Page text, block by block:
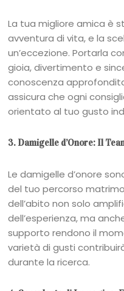
La tua migliore amica è
avventura di vita, e la
un’eccezione. Portarla
gioia, divertimento e
conoscenza
assicura che ogni
orientato al tuo gusto
3. Damigelle d’Onore: Il
Le damigelle d’onore
del tuo percorso
dell’abito non solo
dell’esperienza, ma
supporto rendono il
varietà di gusti
durante la ricerca.